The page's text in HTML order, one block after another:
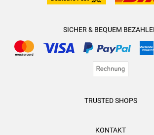
SICHER & BEQUEM
TRUSTED SHOPS
KONTAKT